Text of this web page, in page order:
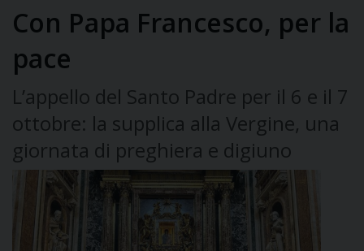
Con Papa Francesco, per la
pace
L’appello del Santo Padre per il 6 e il 7
ottobre: la supplica alla Vergine, una
giornata di preghiera e digiuno